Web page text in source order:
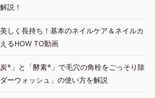
説！
しく長持ち！基本のネイルケア＆ネイルカ
るHOW TO動画
炭*」と「酵素*」で毛穴の角栓をごっそり除
ーウォッシュ」の使い方を解説